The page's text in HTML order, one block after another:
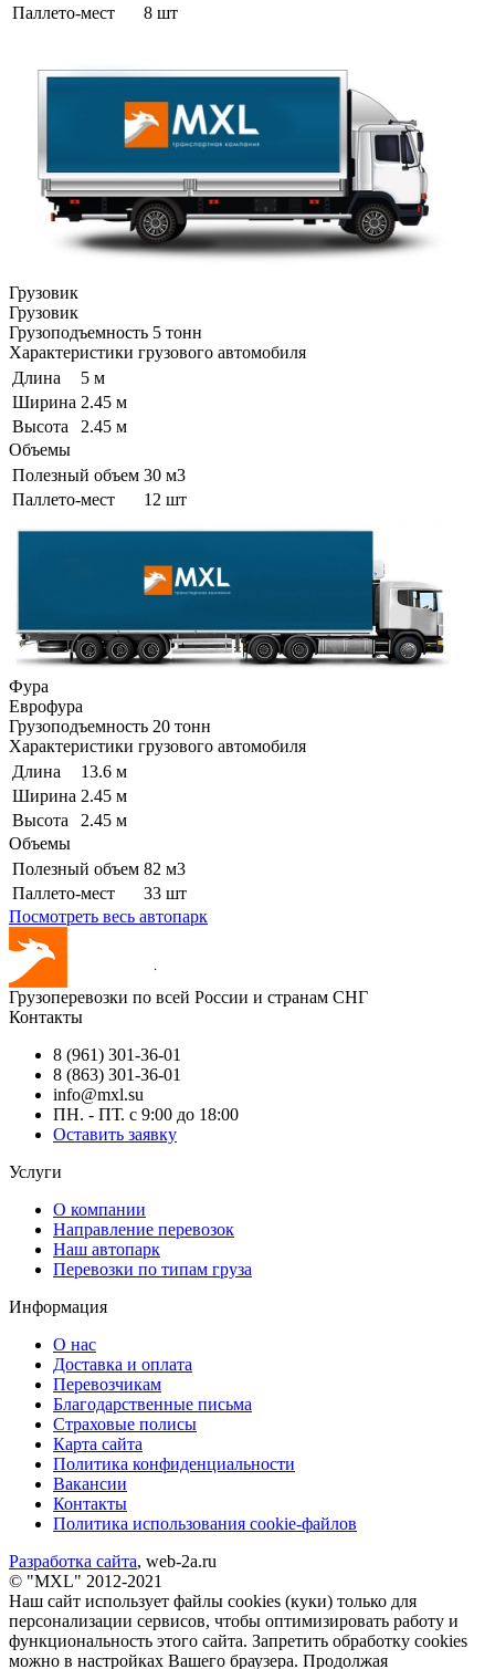
Паллето-мест
8 шт
Грузовик
Грузовик
Грузоподъемность 5 тонн
Характеристики грузового автомобиля
Длина
5 м
Ширина 2.45 м
Высота
2.45 м
Объемы
Полезный объем 30 м3
Паллето-мест
12 шт
Фура
Еврофура
Грузоподъемность 20 тонн
Характеристики грузового автомобиля
Длина
13.6 м
Ширина 2.45 м
Высота
2.45 м
Объемы
Полезный объем 82 м3
Паллето-мест
33 шт
Посмотреть весь автопарк
Грузоперевозки по всей России и странам СНГ
Контакты
8 (961) 301-36-01
8 (863) 301-36-01
info@mxl.su
ПН. - ПТ. с 9:00 до 18:00
Оставить заявку
Услуги
О компании
Направление перевозок
Наш автопарк
Перевозки по типам груза
Информация
О нас
Доставка и оплата
Перевозчикам
Благодарственные письма
Страховые полисы
Карта сайта
Политика конфиденциальности
Вакансии
Контакты
Политика использования cookie-файлов
Разработка сайта, web-2a.ru
© "MXL" 2012-2021
Наш сайт использует файлы cookies (куки) только для
персонализации сервисов, чтобы оптимизировать работу и
функциональность этого сайта. Запретить обработку cookies
можно в настройках Вашего браузера. Продолжая